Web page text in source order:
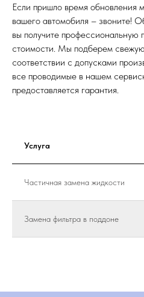
Если пришло время обновления
вашего автомобиля – звоните!
вы получите
стоимости. Мы подберем
соответствии с допусками
все проводимые в нашем
предоставляется гарантия.
Услуга
Частичная замена жидкости
Замена фильтра в поддоне